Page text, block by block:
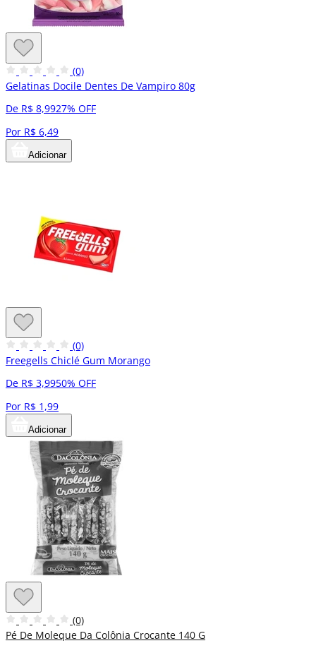
(0)
Gelatinas Docile Dentes De Vampiro 80g
De R$ 8,9927% OFF
Por R$ 6,49
Adicionar
(0)
Freegells Chiclé Gum Morango
De R$ 3,9950% OFF
Por R$ 1,99
Adicionar
(0)
Pé De Moleque Da Colônia Crocante 140 G